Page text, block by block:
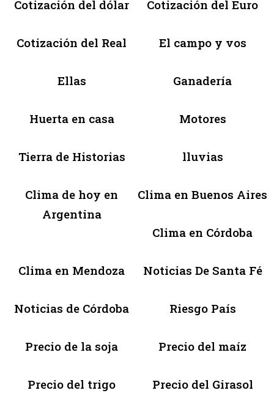
Cotización del dólar Cotización del Euro
Cotización del Real El campo y vos
Ellas Ganadería
Huerta en casa Motores
Tierra de Historias lluvias
Clima de hoy en
Argentina
Clima en Buenos Aires
Clima en Córdoba
Clima en Mendoza Noticias De Santa Fé
Noticias de Córdoba Riesgo País
Precio de la soja Precio del maíz
Precio del trigo Precio del Girasol